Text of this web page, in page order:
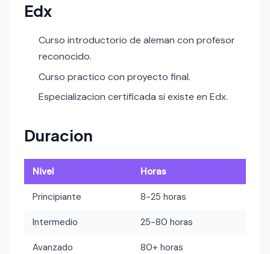
Edx
Curso introductorio de aleman con profesor
reconocido.
Curso practico con proyecto final.
Especializacion certificada si existe en Edx.
Duracion
Nivel Horas
Principiante 8-25 horas
Intermedio 25-80 horas
Avanzado 80+ horas